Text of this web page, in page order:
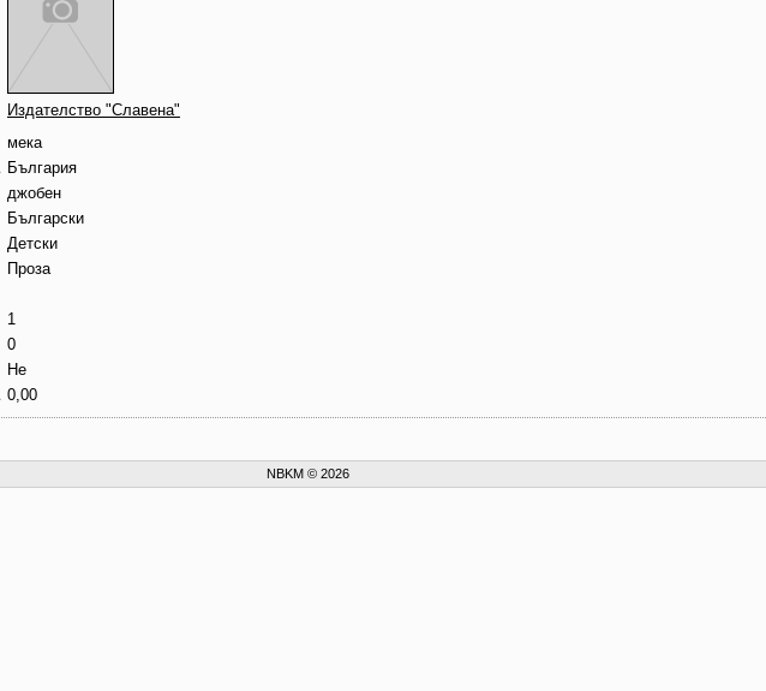
Издателство "Славена"
мека
България
джобен
Български
Детски
Проза
1
0
Не
0,00
NBKM © 2026